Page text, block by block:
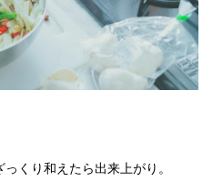
くり和えたら出来上がり。